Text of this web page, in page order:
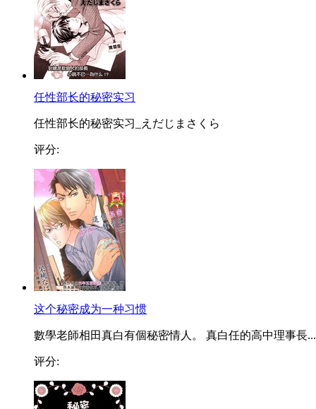
任性部长的秘密实习
任性部长的秘密实习_えだじまさくら
评分:
这个秘密成为一种习惯
數學老師相田真白有個秘密情人。 真白任的高中理事長...
评分: